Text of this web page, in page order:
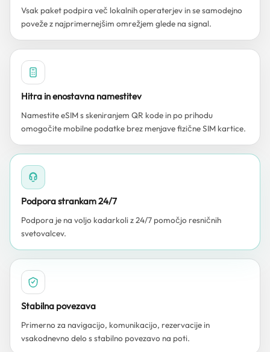
Vsak paket podpira več lokalnih operaterjev in se samodejno
poveže z najprimernejšim omrežjem glede na signal.
Hitra in enostavna namestitev
Namestite eSIM s skeniranjem QR kode in po prihodu
omogočite mobilne podatke brez menjave fizične SIM kartice.
Podpora strankam 24/7
Podpora je na voljo kadarkoli z 24/7 pomočjo resničnih
svetovalcev.
Stabilna povezava
Primerno za navigacijo, komunikacijo, rezervacije in
vsakodnevno delo s stabilno povezavo na poti.